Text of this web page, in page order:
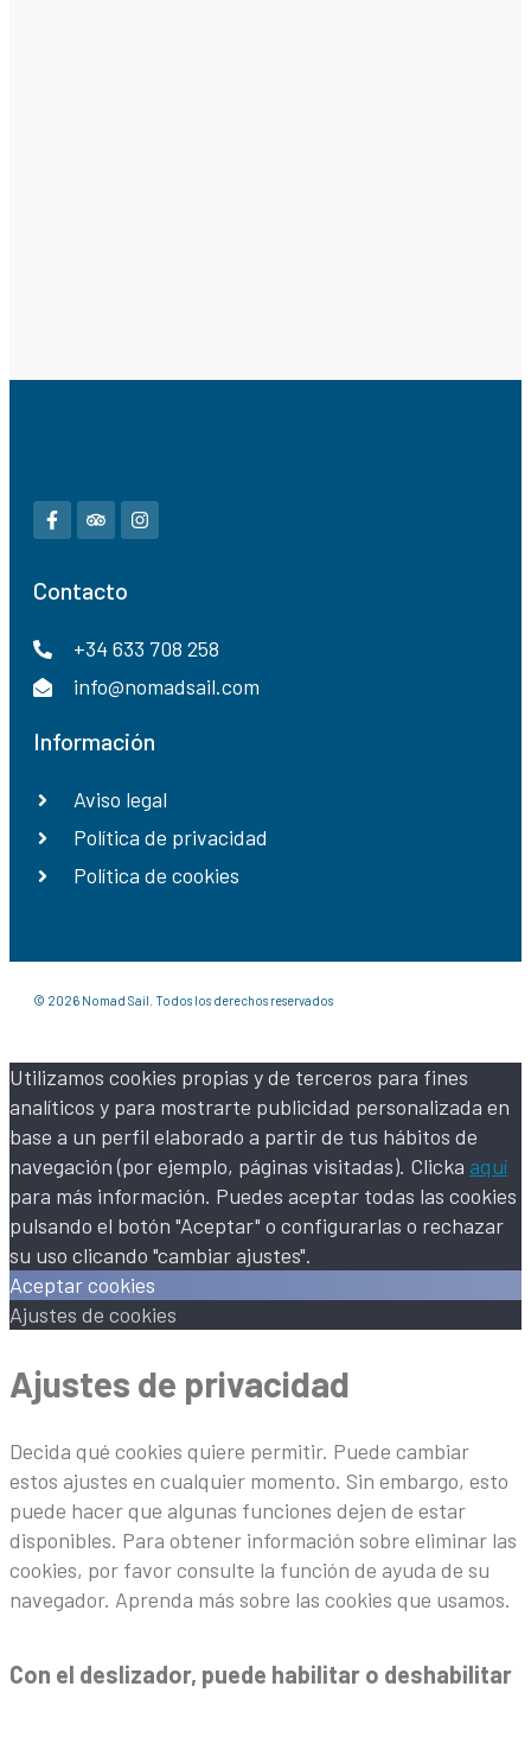
Contacto
+34 633 708 258
info@nomadsail.com
Información
Aviso legal
Política de privacidad
Política de cookies
© 2026 Nomad Sail. Todos los derechos reservados
Utilizamos cookies propias y de terceros para fines
analíticos y para mostrarte publicidad personalizada en
base a un perfil elaborado a partir de tus hábitos de
navegación (por ejemplo, páginas visitadas). Clicka aquí
para más información. Puedes aceptar todas las cookies
pulsando el botón "Aceptar" o configurarlas o rechazar
su uso clicando "cambiar ajustes".
Aceptar cookies
Ajustes de cookies
Ajustes de privacidad
Decida qué cookies quiere permitir. Puede cambiar
estos ajustes en cualquier momento. Sin embargo, esto
puede hacer que algunas funciones dejen de estar
disponibles. Para obtener información sobre eliminar las
cookies, por favor consulte la función de ayuda de su
navegador. Aprenda más sobre las cookies que usamos.
Con el deslizador, puede habilitar o deshabilitar